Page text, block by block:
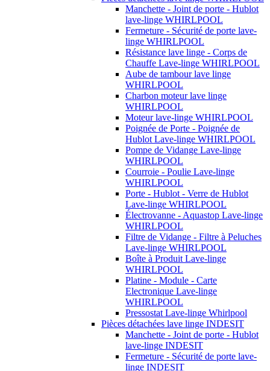
Manchette - Joint de porte - Hublot
lave-linge WHIRLPOOL
Fermeture - Sécurité de porte lave-
linge WHIRLPOOL
Résistance lave linge - Corps de
Chauffe Lave-linge WHIRLPOOL
Aube de tambour lave linge
WHIRLPOOL
Charbon moteur lave linge
WHIRLPOOL
Moteur lave-linge WHIRLPOOL
Poignée de Porte - Poignée de
Hublot Lave-linge WHIRLPOOL
Pompe de Vidange Lave-linge
WHIRLPOOL
Courroie - Poulie Lave-linge
WHIRLPOOL
Porte - Hublot - Verre de Hublot
Lave-linge WHIRLPOOL
Électrovanne - Aquastop Lave-linge
WHIRLPOOL
Filtre de Vidange - Filtre à Peluches
Lave-linge WHIRLPOOL
Boîte à Produit Lave-linge
WHIRLPOOL
Platine - Module - Carte
Electronique Lave-linge
WHIRLPOOL
Pressostat Lave-linge Whirlpool
Pièces détachées lave linge INDESIT
Manchette - Joint de porte - Hublot
lave-linge INDESIT
Fermeture - Sécurité de porte lave-
linge INDESIT